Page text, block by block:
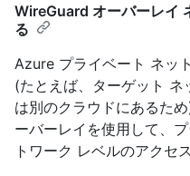
WireGuard オーバーレイ
る
Azure プライベート ネッ
(たとえば、ターゲット ネ
は別のクラウドにあるた
ーバーレイを使用して、
トワーク レベルのアクセ